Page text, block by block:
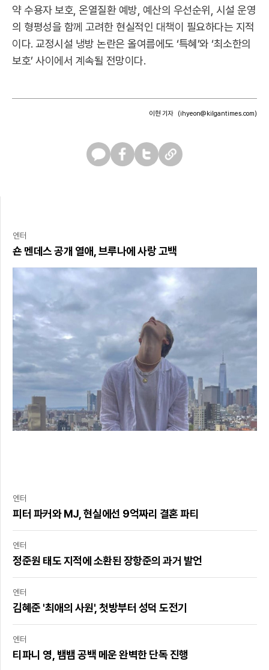
약 수용자 보호, 온열질환 예방, 예산의 우선순위, 시설 운영
의 형평성을 함께 고려한 현실적인 대책이 필요하다는 지적
이다. 교정시설 냉방 논란은 올여름에도 ‘특혜’와 ‘최소한의
보호’ 사이에서 계속될 전망이다.
이현 기자 (ihyeon@kilgantimes.com)
엔터
숀 멘데스 공개 열애, 브루나에 사랑 고백
엔터
피터 파커와 MJ, 현실에선 9억짜리 결혼 파티
엔터
정준원 태도 지적에 소환된 장항준의 과거 발언
엔터
김혜준 '최애의 사원', 첫방부터 성덕 도전기
엔터
티파니 영, 뱀뱀 공백 메운 완벽한 단독 진행